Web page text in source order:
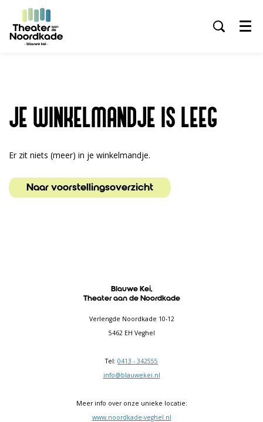
Menu
JE WINKELMANDJE IS LEEG
Er zit niets (meer) in je winkelmandje.
Naar voorstellingsoverzicht
Blauwe Kei,
Theater aan de Noordkade
Verlengde Noordkade 10-12
5462 EH Veghel
Tel: 0413 - 342555
info@blauwekei.nl
Meer info over onze unieke locatie:
www.noordkade-veghel.nl